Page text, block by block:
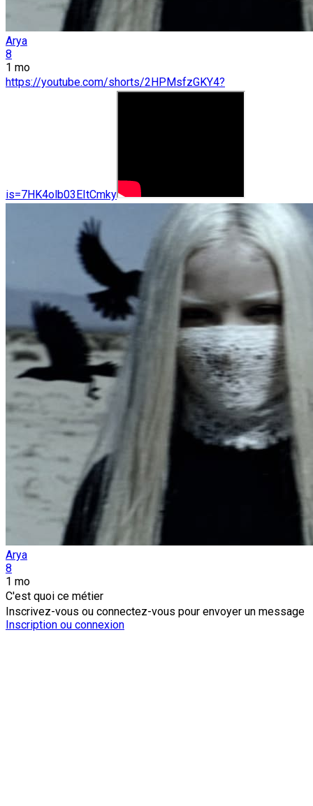
Arya
8
1 mo
https://youtube.com/shorts/2HPMsfzGKY4?
is=7HK4olb03EItCmky
Arya
8
1 mo
C'est quoi ce métier
Inscrivez-vous ou connectez-vous pour envoyer un message
Inscription ou connexion